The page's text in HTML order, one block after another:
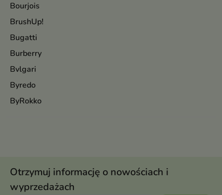
Bourjois
BrushUp!
Bugatti
Burberry
Bvlgari
Byredo
ByRokko
Otrzymuj informację o nowościach i
wyprzedażach